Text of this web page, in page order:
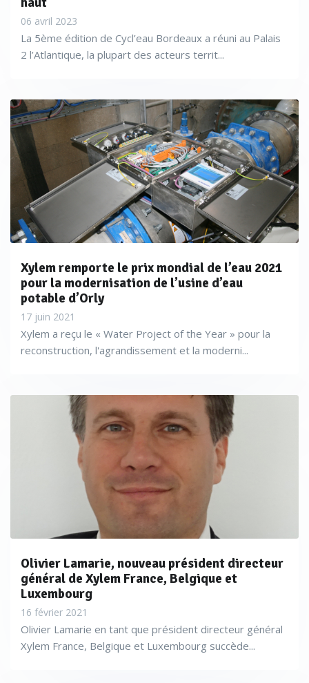
06 avril 2023
La 5ème édition de Cycl’eau Bordeaux a réuni au Palais
2 l’Atlantique, la plupart des acteurs territ...
Xylem remporte le prix mondial de l’eau 2021
pour la modernisation de l’usine d’eau
potable d’Orly
17 juin 2021
Xylem a reçu le « Water Project of the Year » pour la
reconstruction, l'agrandissement et la moderni...
Olivier Lamarie, nouveau président directeur
général de Xylem France, Belgique et
Luxembourg
16 février 2021
Olivier Lamarie en tant que président directeur général
Xylem France, Belgique et Luxembourg succède...